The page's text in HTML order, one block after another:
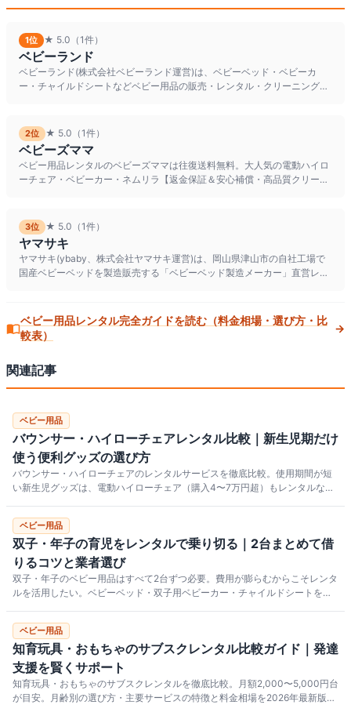
1位 ★ 5.0 （1件）
ベビーランド
ベビーランド(株式会社ベビーランド運営)は、ベビーベッド・ベビーカ
ー・チャイルドシートなどベビー用品の販売・レンタル・クリーニング専
2位 ★ 5.0 （1件）
ベビーズママ
ベビー用品レンタルのベビーズママは往復送料無料。大人気の電動ハイロ
ーチェア・ベビーカー・ネムリラ【返金保証＆安心補償・高品質クリーニ
3位 ★ 5.0 （1件）
ヤマサキ
ヤマサキ(ybaby、株式会社ヤマサキ運営)は、岡山県津山市の自社工場で
国産ベビーベッドを製造販売する「ベビーベッド製造メーカー」直営レン
ベビー用品レンタル完全ガイドを読む（料金相場・選び方・比
較表）
→
関連記事
ベビー用品
バウンサー・ハイローチェアレンタル比較｜新生児期だけ
使う便利グッズの選び方
バウンサー・ハイローチェアのレンタルサービスを徹底比較。使用期間が短
い新生児グッズは、電動ハイローチェア（購入4〜7万円超）もレンタルなら
ーの料金と特徴を2026年最新版で詳しく解説。
ベビー用品
双子・年子の育児をレンタルで乗り切る｜2台まとめて借
りるコツと業者選び
双子・年子のベビー用品はすべて2台ずつ必要。費用が膨らむからこそレンタ
ルを活用したい。ベビーベッド・双子用ベビーカー・チャイルドシートを同
解説します。
ベビー用品
知育玩具・おもちゃのサブスクレンタル比較ガイド｜発達
支援を賢くサポート
知育玩具・おもちゃのサブスクレンタルを徹底比較。月額2,000〜5,000円台
が目安。月齢別の選び方・主要サービスの特徴と料金相場を2026年最新版で